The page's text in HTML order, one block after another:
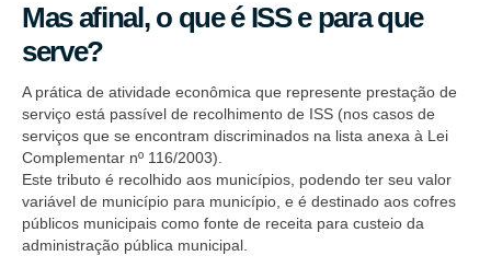
Mas afinal, o que é ISS e para que
serve?
A prática de atividade econômica que represente prestação de
serviço está passível de recolhimento de ISS (nos casos de
serviços que se encontram discriminados na lista anexa à Lei
Complementar nº 116/2003).
Este tributo é recolhido aos municípios, podendo ter seu valor
variável de município para município, e é destinado aos cofres
públicos municipais como fonte de receita para custeio da
administração pública municipal.